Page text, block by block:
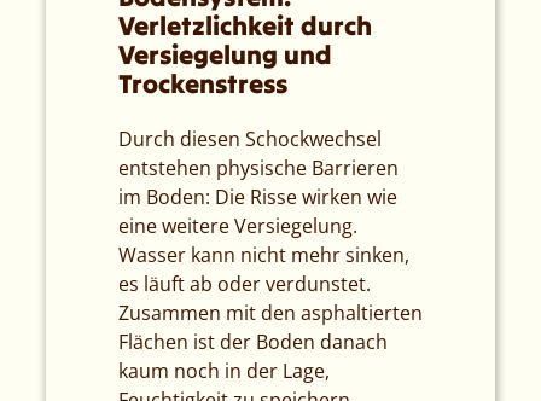
Verletzlichkeit durch
Versiegelung und
Trockenstress
Durch diesen Schockwechsel
entstehen physische Barrieren
im Boden: Die Risse wirken wie
eine weitere Versiegelung.
Wasser kann nicht mehr sinken,
es läuft ab oder verdunstet.
Zusammen mit den asphaltierten
Flächen ist der Boden danach
kaum noch in der Lage,